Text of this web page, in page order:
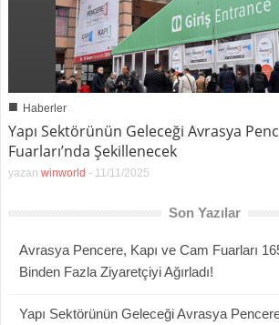
■ Haberler
Yapı Sektörünün Geleceği Avrasya
Fuarları’nda Şekillenecek
yazan winworld - 11/11/2025
Son Yazılar
Avrasya Pencere, Kapı ve Cam Fuarları
Binden Fazla Ziyaretçiyi Ağırladı!
Yapı Sektörünün Geleceği Avrasya